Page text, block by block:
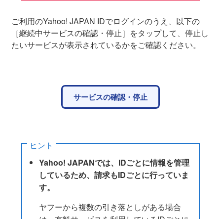
ご利用のYahoo! JAPAN IDでログインのうえ、以下の
［継続中サービスの確認・停止］をタップして、停止し
たいサービスが表示されているかをご確認ください。
サービスの確認・停止
ヒント
Yahoo! JAPANでは、IDごとに情報を管理
しているため、請求もIDごとに行っていま
す。
ヤフーから複数の引き落としがある場合